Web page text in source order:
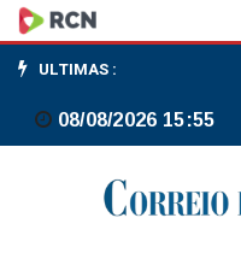
Pedidos
de
auxílio-
desemprego
ULTIMAS :
08/08/2026 15:55